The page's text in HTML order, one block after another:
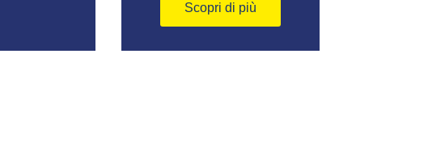
Scopri di più